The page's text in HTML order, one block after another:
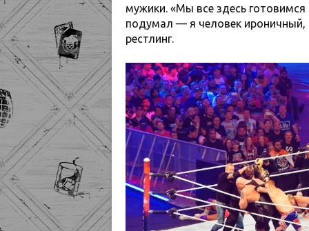
мужики. «Мы все здесь
подумал — я человек ироничный,
рестлинг.